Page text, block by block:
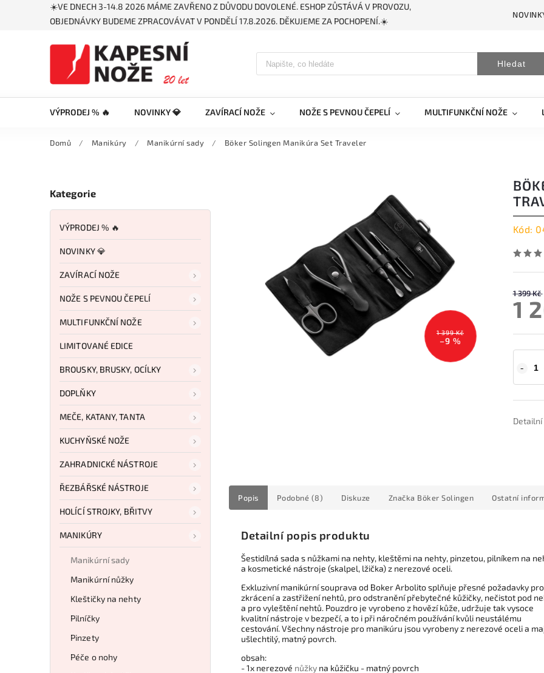
☀️VE DNECH 3-14.8 2026 MÁME ZAVŘENO Z DŮVODU DOVOLENÉ. ESHOP ZŮSTÁVÁ V PROVOZU,
OBJEDNÁVKY BUDEME ZPRACOVÁVAT V PONDĚLÍ 17.8.2026. DĚKUJEME ZA POCHOPENÍ.☀️
Hledat
VÝPRODEJ % 🔥 NOVINKY 💎 ZAVÍRACÍ NOŽE NOŽE S PEVNOU ČEPELÍ MULTIFUNKČNÍ NOŽE
Domů / Manikúry / Manikúrní sady / Böker Solingen Manikúra Set Traveler
Kategorie
VÝPRODEJ % 🔥
NOVINKY 💎
ZAVÍRACÍ NOŽE
NOŽE S PEVNOU ČEPELÍ
MULTIFUNKČNÍ NOŽE
LIMITOVANÉ EDICE
BROUSKY, BRUSKY, OCÍLKY
DOPLŇKY
MEČE, KATANY, TANTA
KUCHYŇSKÉ NOŽE
ZAHRADNICKÉ NÁSTROJE
ŘEZBÁŘSKÉ NÁSTROJE
HOLÍCÍ STROJKY, BŘITVY
MANIKÚRY
Manikúrní sady
Manikúrní nůžky
Kleštičky na nehty
Pilníčky
Pinzety
Péče o nohy
1 399 Kč
–9 %
Kód:
1 399 Kč
1
Popis Podobné (8) Diskuze Značka Böker Solingen Ostatní
Detailní popis produktu
Šestidílná sada s nůžkami na nehty, kleštěmi na nehty, pinzetou, pilníkem na
a kosmetické nástroje (skalpel, lžička) z nerezové oceli.
Exkluzivní manikúrní souprava od Boker Arbolito splňuje přesné požadavky pro
zkrácení a zastřižení nehtů, pro odstranění přebytečné kůžičky, nečistot pod
a pro vyleštění nehtů. Pouzdro je vyrobeno z hovězí kůže, udržuje tak vysoce
kvalitní nástroje v bezpečí, a to i při náročném používání kvůli neustálému
cestování. Všechny nástroje pro manikúru jsou vyrobeny z nerezové oceli a
ušlechtilý, matný povrch.
obsah:
- 1x nerezové nůžky na kůžičku - matný povrch